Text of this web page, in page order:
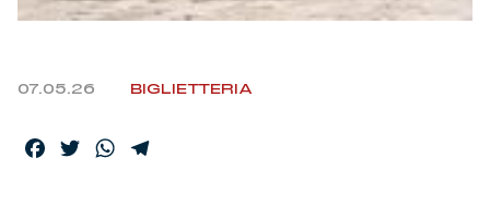
Helan x Genoa
Isolani x Genoa
07.05.26 BIGLIETTERIA
Facebook
TwitterWhatsApp